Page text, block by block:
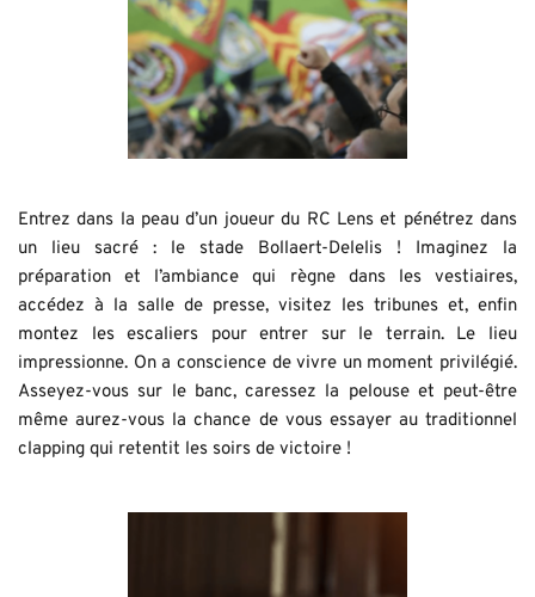
Entrez dans la peau d’un joueur du RC Lens et pénétrez dans
un lieu sacré : le stade Bollaert-Delelis ! Imaginez la
préparation et l’ambiance qui règne dans les vestiaires,
accédez à la salle de presse, visitez les tribunes et, enfin
montez les escaliers pour entrer sur le terrain. Le lieu
impressionne. On a conscience de vivre un moment privilégié.
Asseyez-vous sur le banc, caressez la pelouse et peut-être
même aurez-vous la chance de vous essayer au traditionnel
clapping qui retentit les soirs de victoire !